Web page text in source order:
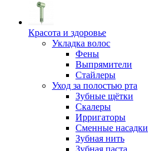
Красота и здоровье
Укладка волос
Фены
Выпрямители
Стайлеры
Уход за полостью рта
Зубные щётки
Скалеры
Ирригаторы
Сменные насадки
Зубная нить
Зубная паста